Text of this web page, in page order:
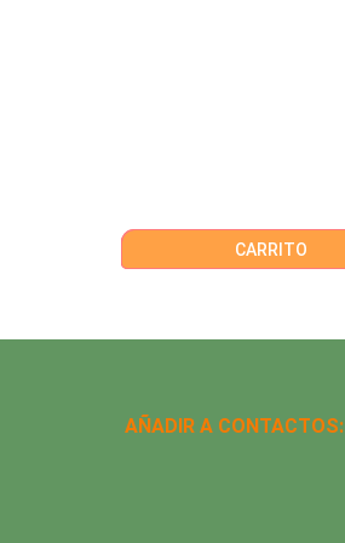
CARRITO
AÑADIR A CONTACTOS: